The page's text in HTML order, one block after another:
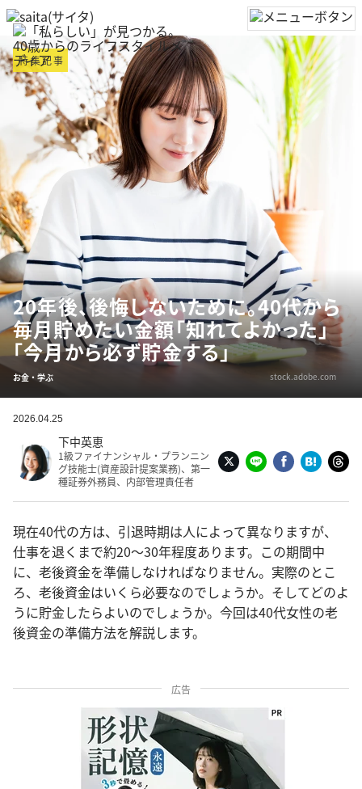
特集記事
20年後、後悔しないために。40代から
毎月貯めたい金額「知れてよかった」
「今月から必ず貯金する」
お金・学ぶ stock.adobe.com
2026.04.25
下中英恵
1級ファイナンシャル・プランニン
グ技能士(資産設計提案業務)、第一
種証券外務員、内部管理責任者
現在40代の方は、引退時期は人によって異なりますが、
仕事を退くまで約20〜30年程度あります。この期間中
に、老後資金を準備しなければなりません。実際のとこ
ろ、老後資金はいくら必要なのでしょうか。そしてどのよ
うに貯金したらよいのでしょうか。今回は40代女性の老
後資金の準備方法を解説します。
広告